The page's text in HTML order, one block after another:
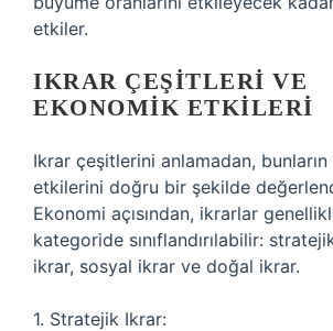
etkiler.
IKRAR ÇEŞITLERI VE
EKONOMIK ETKILERI
Ikrar çeşitlerini anlamadan,
etkilerini doğru bir şekilde
Ekonomi açısından, ikrarlar
kategoride sınıflandırılabilir:
ikrar, sosyal ikrar ve doğal ikrar.
1. Stratejik Ikrar: